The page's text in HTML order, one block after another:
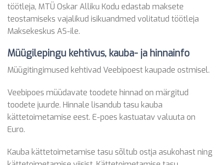
töötleja, MTÜ Oskar Alliku Kodu edastab maksete
teostamiseks vajalikud isikuandmed volitatud töötleja
Maksekeskus AS-ile.
Müügilepingu kehtivus, kauba- ja hinnainfo
Müügitingimused kehtivad Veebipoest kaupade ostmisel.
Veebipoes müüdavate toodete hinnad on märgitud
toodete juurde. Hinnale lisandub tasu kauba
kättetoimetamise eest. E-poes kastuatav valuuta on
Euro.
Kauba kättetoimetamise tasu sõltub ostja asukohast ning